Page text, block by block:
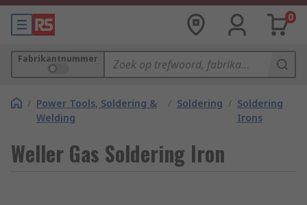
0
Fabrikantnummer
/ Power Tools, Soldering &
Welding
/ Soldering / Soldering
Irons
Weller Gas Soldering Iron